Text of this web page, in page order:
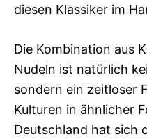
diesen Klassiker im
Die Kombination aus
Nudeln ist natürlich
sondern ein zeitloser
Kulturen in ähnlicher
Deutschland hat sich